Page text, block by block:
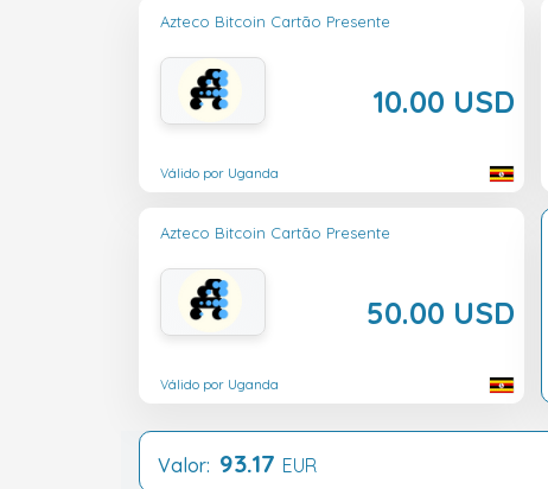
Azteco Bitcoin Cartão Presente
10.00 USD
Válido por Uganda
Azteco Bitcoin Cartão Presente
50.00 USD
Válido por Uganda
Valor: 93.17 EUR